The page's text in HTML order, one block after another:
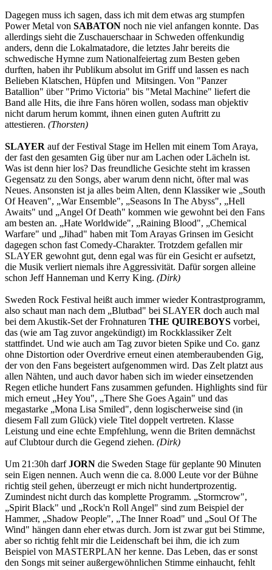
Dagegen muss ich sagen, dass ich mit dem etwas arg stumpfen
Power Metal von SABATON noch nie viel anfangen konnte. Das
allerdings sieht die Zuschauerschaar in Schweden offenkundig
anders, denn die Lokalmatadore, die letztes Jahr bereits die
schwedische Hymne zum Nationalfeiertag zum Besten geben
durften, haben ihr Publikum absolut im Griff und lassen es nach
Belieben Klatschen, Hüpfen und Mitsingen. Von "Panzer
Batallion" über "Primo Victoria" bis "Metal Machine" liefert die
Band alle Hits, die ihre Fans hören wollen, sodass man objektiv
nicht darum herum kommt, ihnen einen guten Auftritt zu
attestieren. (Thorsten)
SLAYER auf der Festival Stage im Hellen mit einem Tom Araya,
der fast den gesamten Gig über nur am Lachen oder Lächeln ist.
Was ist denn hier los? Das freundliche Gesichte steht im krassen
Gegensatz zu den Songs, aber warum denn nicht, öfter mal was
Neues. Ansonsten ist ja alles beim Alten, denn Klassiker wie „South
Of Heaven", „War Ensemble", „Seasons In The Abyss", „Hell
Awaits" und „Angel Of Death" kommen wie gewohnt bei den Fans
am besten an. „Hate Worldwide", „Raining Blood", „Chemical
Warfare" und „Jihad" haben mit Tom Arayas Grinsen im Gesicht
dagegen schon fast Comedy-Charakter. Trotzdem gefallen mir
SLAYER gewohnt gut, denn egal was für ein Gesicht er aufsetzt,
die Musik verliert niemals ihre Aggressivität. Dafür sorgen alleine
schon Jeff Hanneman und Kerry King. (Dirk)
Sweden Rock Festival heißt auch immer wieder Kontrastprogramm,
also schaut man nach dem „Blutbad" bei SLAYER doch auch mal
bei dem Akustik-Set der Frohnaturen THE QUIREBOYS vorbei,
das (wie am Tag zuvor angekündigt) im Rockklassiker Zelt
stattfindet. Und wie auch am Tag zuvor bieten Spike und Co. ganz
ohne Distortion oder Overdrive erneut einen atemberaubenden Gig,
der von den Fans begeistert aufgenommen wird. Das Zelt platzt aus
allen Nähten, und auch davor haben sich im wieder einsetzenden
Regen etliche hundert Fans zusammen gefunden. Highlights sind für
mich erneut „Hey You", „There She Goes Again" und das
megastarke „Mona Lisa Smiled", denn logischerweise sind (in
diesem Fall zum Glück) viele Titel doppelt vertreten. Klasse
Leistung und eine echte Empfehlung, wenn die Briten demnächst
auf Clubtour durch die Gegend ziehen. (Dirk)
Um 21:30h darfJORN die Sweden Stage für geplante 90 Minuten
sein Eigen nennen. Auch wenn die ca. 8.000 Leute vor der Bühne
richtig steil gehen, überzeugt er mich nicht hundertprozentig.
Zumindest nicht durch das komplette Programm. „Stormcrow",
„Spirit Black" und „Rock'n Roll Angel" sind zum Beispiel der
Hammer, „Shadow People", „The Inner Road" und „Soul Of The
Wind" hängen dann eher etwas durch. Jorn ist zwar gut bei Stimme,
aber so richtig fehlt mir die Leidenschaft bei ihm, die ich zum
Beispiel von MASTERPLAN her kenne. Das Leben, das er sonst
den Songs mit seiner außergewöhnlichen Stimme einhaucht, fehlt